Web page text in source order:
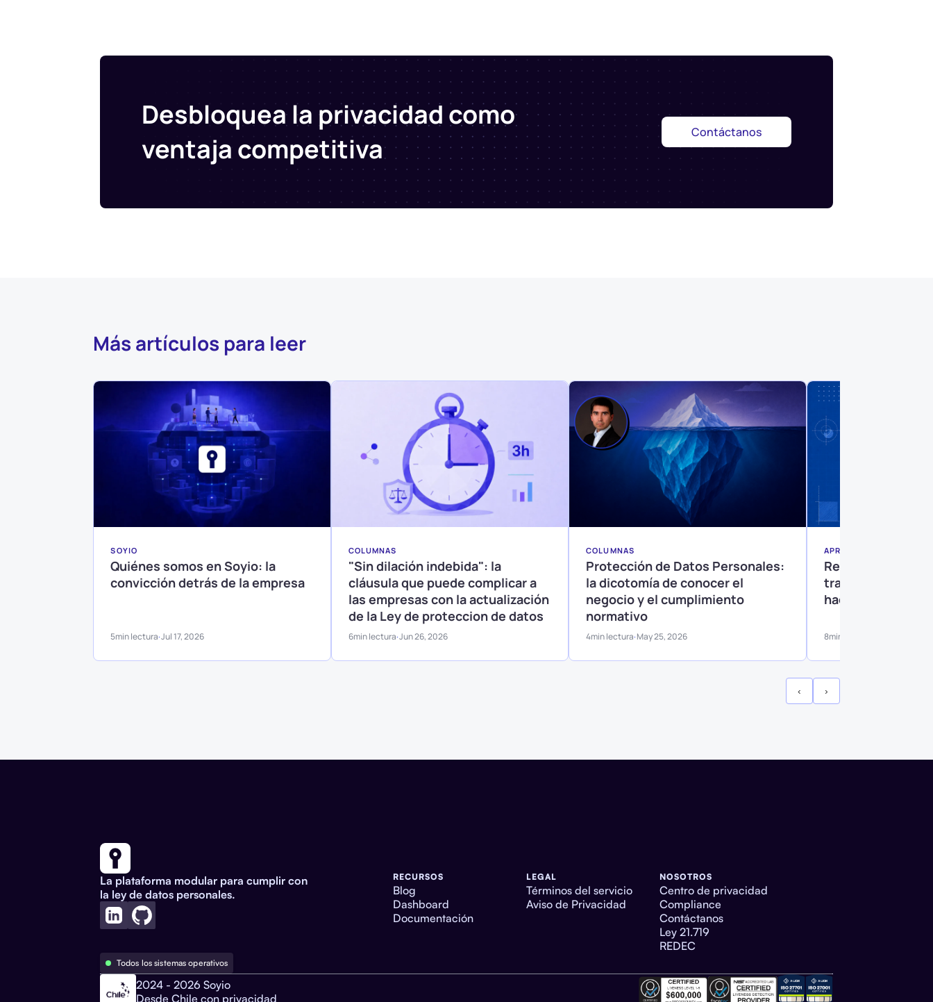
Desbloquea la privacidad como
ventaja competitiva
Contáctanos
Más artículos para leer
SOYIO
Quiénes somos en Soyio: la
convicción detrás de la empresa
5min lectura·Jul 17, 2026
COLUMNAS
"Sin dilación indebida": la
cláusula que puede complicar a
las empresas con la actualización
de la Ley de proteccion de datos
6min lectura·Jun 26, 2026
COLUMNAS
Protección de Datos Personales:
la dicotomía de conocer el
negocio y el cumplimiento
normativo
4min lectura·May 25, 2026
APRENDIZAJES
Registro de
tratamientos
hacerlo si no es
8min lectura
‹ ›
La plataforma modular para cumplir con
la ley de datos personales.
RECURSOS
Blog
Dashboard
Documentación
LEGAL
Términos del servicio
Aviso de Privacidad
NOSOTROS
Centro de privacidad
Compliance
Contáctanos
Ley 21.719
REDEC
Todos los sistemas operativos
2024 - 2026 Soyio
Desde Chile con privacidad